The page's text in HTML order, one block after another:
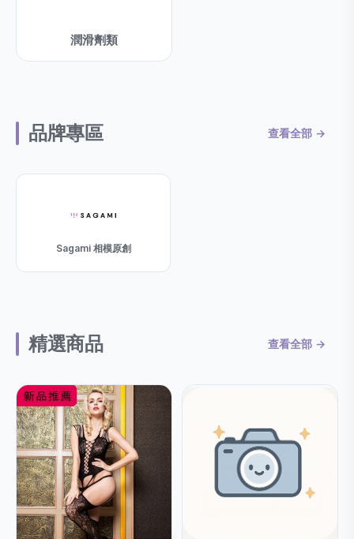
潤滑劑類
品牌專區 查看全部 →
Sagami 相模原創
精選商品 查看全部 →